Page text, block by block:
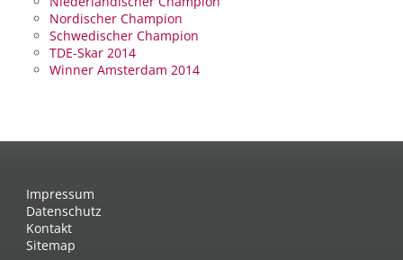
Nordischer Champion
Schwedischer Champion
TDE-Skar 2014
Winner Amsterdam 2014
Impressum
Datenschutz
Kontakt
Sitemap